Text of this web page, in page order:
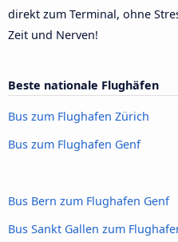
direkt zum Terminal, ohne
Zeit und Nerven!
Beste nationale Flughäfen
Bus zum Flughafen Zürich
Bus zum Flughafen Genf
Bus Bern zum Flughafen Genf
Bus Sankt Gallen zum